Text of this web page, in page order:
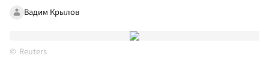
Вадим Крылов
Reuters